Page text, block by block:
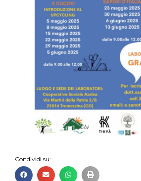
Condividi su: